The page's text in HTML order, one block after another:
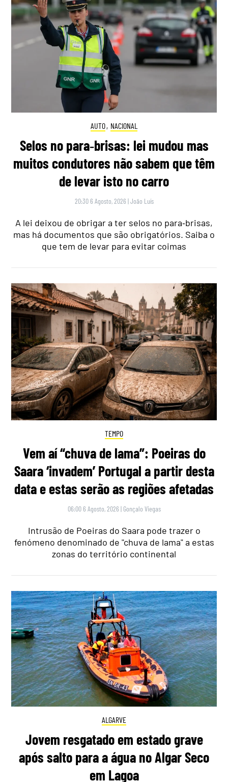
AUTO, NACIONAL
Selos no para‑brisas: lei mudou mas
muitos condutores não sabem que têm
de levar isto no carro
20:30 6 Agosto, 2026 |João Luís
A lei deixou de obrigar a ter selos no para‑brisas,
mas há documentos que são obrigatórios. Saiba o
que tem de levar para evitar coimas
TEMPO
Vem aí “chuva de lama”: Poeiras do
Saara ‘invadem’ Portugal a partir desta
data e estas serão as regiões afetadas
06:00 6 Agosto, 2026 | Gonçalo Viegas
Intrusão de Poeiras do Saara pode trazer o
fenómeno denominado de "chuva de lama" a estas
zonas do território continental
ALGARVE
Jovem resgatado em estado grave
após salto para a água no Algar Seco
em Lagoa